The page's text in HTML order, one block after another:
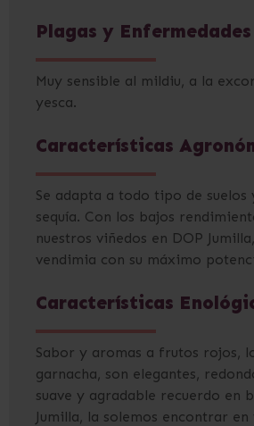
Plagas y Enfermedades
Muy sensible al mildiu, a la
yesca.
Características
Se adapta a todo tipo de suelos
sequía. Con los bajos
nuestros viñedos en DOP
vendimia con su máximo
Características
Sabor y aromas a frutos rojos,
garnacha, son elegantes,
suave y agradable recuerdo en
Jumilla, la solemos encontrar